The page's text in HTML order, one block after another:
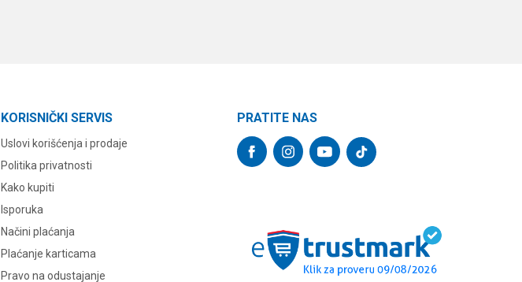
KORISNIČKI SERVIS
Uslovi korišćenja i prodaje
Politika privatnosti
Kako kupiti
Isporuka
Načini plaćanja
Plaćanje karticama
Pravo na odustajanje
PRATITE NAS